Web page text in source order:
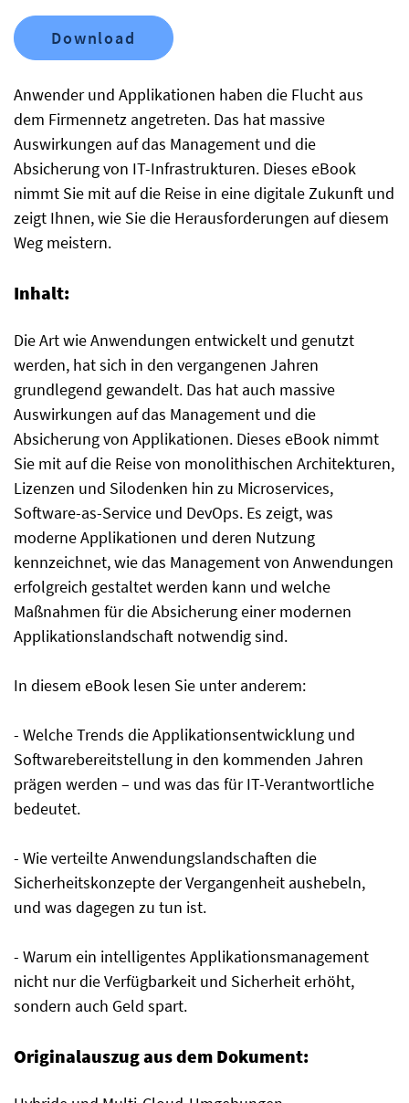
Anwender und Applikationen haben die Flucht aus
dem Firmennetz angetreten. Das hat massive
Auswirkungen auf das Management und die
Absicherung von IT-Infrastrukturen. Dieses eBook
nimmt Sie mit auf die Reise in eine digitale Zukunft und
zeigt Ihnen, wie Sie die Herausforderungen auf diesem
Weg meistern.
Inhalt:
Die Art wie Anwendungen entwickelt und genutzt
werden, hat sich in den vergangenen Jahren
grundlegend gewandelt. Das hat auch massive
Auswirkungen auf das Management und die
Absicherung von Applikationen. Dieses eBook nimmt
Sie mit auf die Reise von monolithischen Architekturen,
Lizenzen und Silodenken hin zu Microservices,
Software-as-Service und DevOps. Es zeigt, was
moderne Applikationen und deren Nutzung
kennzeichnet, wie das Management von Anwendungen
erfolgreich gestaltet werden kann und welche
Maßnahmen für die Absicherung einer modernen
Applikationslandschaft notwendig sind.
In diesem eBook lesen Sie unter anderem:
- Welche Trends die Applikationsentwicklung und
Softwarebereitstellung in den kommenden Jahren
prägen werden – und was das für IT-Verantwortliche
bedeutet.
- Wie verteilte Anwendungslandschaften die
Sicherheitskonzepte der Vergangenheit aushebeln,
und was dagegen zu tun ist.
- Warum ein intelligentes Applikationsmanagement
nicht nur die Verfügbarkeit und Sicherheit erhöht,
sondern auch Geld spart.
Originalauszug aus dem Dokument:
Download